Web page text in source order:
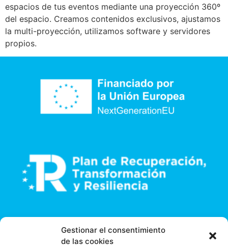
Gestionar el consentimiento
de las cookies
espacios de tus eventos mediante una proyección 360º
del espacio. Creamos contenidos exclusivos, ajustamos
la multi-proyección, utilizamos software y servidores
propios.